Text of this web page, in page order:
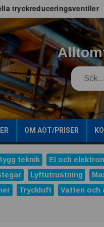
Search
OM AOT/PRISER
teknik El och
Lyftutrustning
Tryckluft Vatten och